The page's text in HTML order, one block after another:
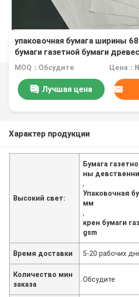
упаковочная бумага ширины
бумаги газетной бумаги
девственницы 45gsm 48.8gsm
MOQ：Обсудите Цена：
Лучшая цена
Характер продукции
Высокий свет:
Бумага
ны
,
Упаковочная
мм
,
крен бумаги
gsm
Время доставки 5-20 рабочих
Количество мин
заказа
Обсудите